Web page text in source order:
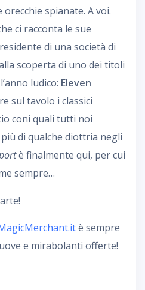
spianate. A voi.
ci racconta le sue
di una società di
scoperta di uno dei titoli
ludico: Eleven
sul tavolo i classici
coni quali tutti noi
di qualche diottria negli
è finalmente qui, per cui
sempre…
è sempre
e mirabolanti offerte!